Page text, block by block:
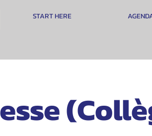
START HERE